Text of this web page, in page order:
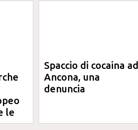
le
Spaccio di cocaina ad
Ancona, una
denuncia